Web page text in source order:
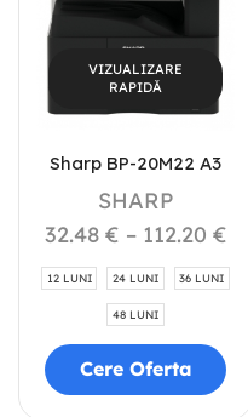
VIZUALIZARE
RAPIDĂ
Sharp BP-20M22 A3
SHARP
32.48 € – 112.20 €
12 LUNI 24 LUNI 36 LUNI
48 LUNI
Cere Oferta